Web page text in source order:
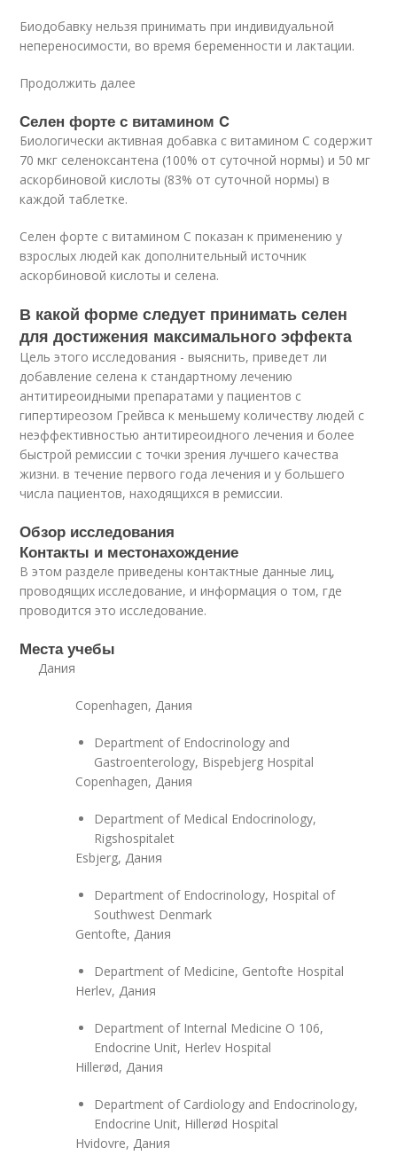
Биодобавку нельзя принимать при индивидуальной
непереносимости, во время беременности и лактации.
Продолжить далее
Селен форте с витамином C
Биологически активная добавка с витамином С содержит
70 мкг селеноксантена (100% от суточной нормы) и 50 мг
аскорбиновой кислоты (83% от суточной нормы) в
каждой таблетке.
Селен форте с витамином C показан к применению у
взрослых людей как дополнительный источник
аскорбиновой кислоты и селена.
В какой форме следует принимать селен
для достижения максимального эффекта
Цель этого исследования - выяснить, приведет ли
добавление селена к стандартному лечению
антитиреоидными препаратами у пациентов с
гипертиреозом Грейвса к меньшему количеству людей с
неэффективностью антитиреоидного лечения и более
быстрой ремиссии с точки зрения лучшего качества
жизни. в течение первого года лечения и у большего
числа пациентов, находящихся в ремиссии.
Обзор исследования
Контакты и местонахождение
В этом разделе приведены контактные данные лиц,
проводящих исследование, и информация о том, где
проводится это исследование.
Места учебы
Дания
Copenhagen, Дания
Department of Endocrinology and
Gastroenterology, Bispebjerg Hospital
Copenhagen, Дания
Department of Medical Endocrinology,
Rigshospitalet
Esbjerg, Дания
Department of Endocrinology, Hospital of
Southwest Denmark
Gentofte, Дания
Department of Medicine, Gentofte Hospital
Herlev, Дания
Department of Internal Medicine O 106,
Endocrine Unit, Herlev Hospital
Hillerød, Дания
Department of Cardiology and Endocrinology,
Endocrine Unit, Hillerød Hospital
Hvidovre, Дания